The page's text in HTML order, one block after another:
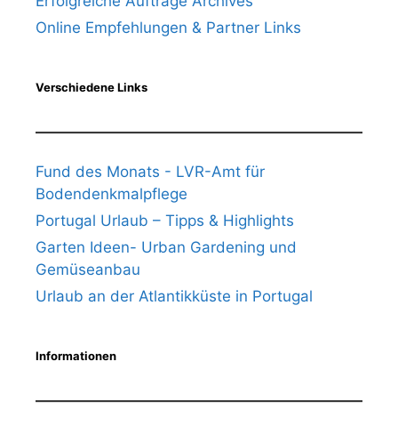
Online Empfehlungen & Partner Links
Verschiedene Links
Fund des Monats - LVR-Amt für
Bodendenkmalpflege
Portugal Urlaub – Tipps & Highlights
Garten Ideen- Urban Gardening und
Gemüseanbau
Urlaub an der Atlantikküste in Portugal
Informationen